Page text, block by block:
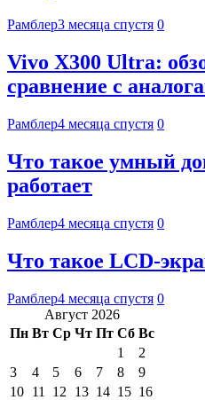
Рамблер3 месяца спустя 0
Vivo X300 Ultra:
сравнение с
Рамблер4 месяца спустя 0
Что такое умный
работает
Рамблер4 месяца спустя 0
Что такое LCD-
Рамблер4 месяца спустя 0
Август 2026
Пн Вт Ср Чт Пт Сб Вс
1
2
3
4 5 6 7 8
9
10 11 12 13 14 15 16